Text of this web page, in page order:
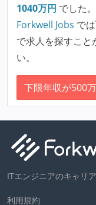
1040万円 でした。
Forkwell Jobs では
で求人を探すこと
い。
下限年収が500
ITエンジニアのキャリ
利用規約